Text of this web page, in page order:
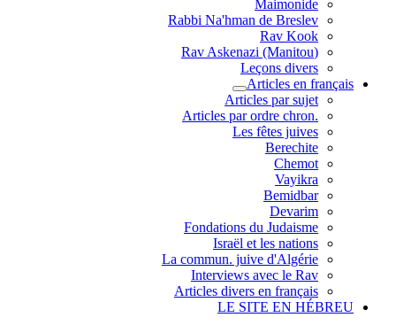
Maimonide
Rabbi Na'hman de Breslev
Rav Kook
(Rav Askenazi (Manitou
Leçons divers
Articles en français
Articles par sujet
.Articles par ordre chron
Les fêtes juives
Berechite
Chemot
Vayikra
Bemidbar
Devarim
Fondations du Judaisme
Israël et les nations
La commun. juive d'Algérie
Interviews avec le Rav
Articles divers en français
LE SITE EN HÉBREU